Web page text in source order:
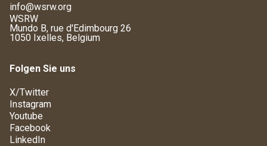
info@wsrw.org
WSRW
Mundo B, rue d'Edimbourg 26
1050 Ixelles, Belgium
Folgen Sie uns
X/Twitter
Instagram
Youtube
Facebook
LinkedIn